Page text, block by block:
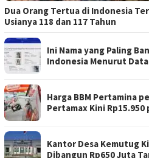
Dua Orang Tertua di Indonesia
Usianya 118 dan 117 Tahun
Ini Nama yang Paling
Indonesia Menurut
Harga BBM Pertamina
Pertamax Kini
Kantor Desa Kemutug
Dibangun Rp650 Juta